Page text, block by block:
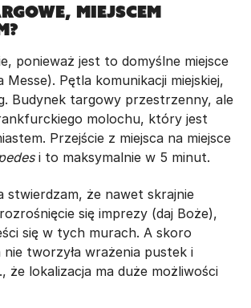
miejscem
ponieważ jest to domyślne miejsce
Pętla komunikacji miejskiej,
Budynek targowy przestrzenny, ale
molochu, który jest
Przejście z miejsca na miejsce
i to maksymalnie w 5 minut.
stwierdzam, że nawet skrajnie
się imprezy (daj Boże),
się w tych murach. A skoro
nie tworzyła wrażenia pustek i
że lokalizacja ma duże możliwości